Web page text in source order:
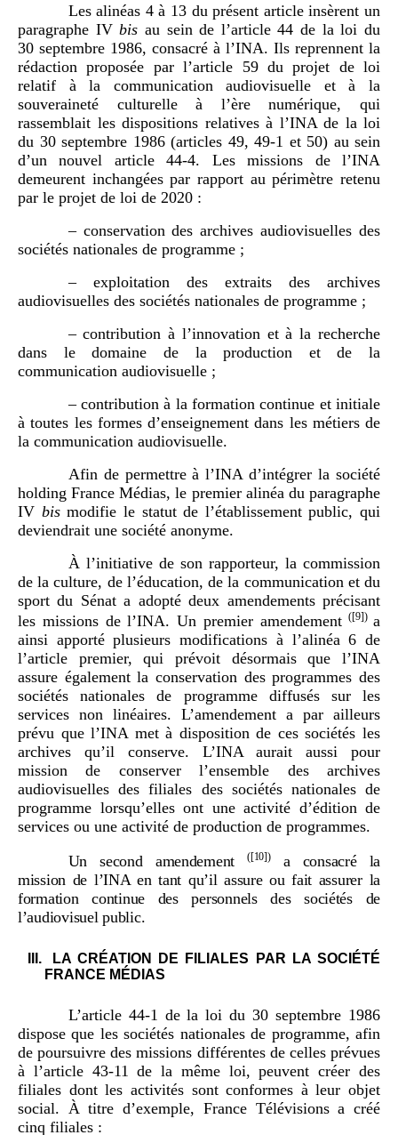
Les alinéas 4 à 13 du présent article insèrent un
paragraphe IVbis au sein de l’article 44 de la loi du
30 septembre 1986, consacré à l’INA. Ils reprennent la
rédaction proposée par l’article 59 du projet de loi
relatif à la communication audiovisuelle et à la
souveraineté culturelle à l’ère numérique, qui
rassemblait les dispositions relatives à l’INA de la loi
du 30 septembre 1986 (articles 49, 49-1 et 50) au sein
d’un nouvel article 44-4. Les missions de l’INA
demeurent inchangées par rapport au périmètre retenu
par le projet de loi de 2020 :
– conservation des archives audiovisuelles des
sociétés nationales de programme ;
– exploitation des extraits des archives
audiovisuelles des sociétés nationales de programme ;
– contribution à l’innovation et à la recherche
dans le domaine de la production et de la
communication audiovisuelle ;
– contribution à la formation continue et initiale
à toutes les formes d’enseignement dans les métiers de
la communication audiovisuelle.
Afin de permettre à l’INA d’intégrer la société
holding France Médias, le premier alinéa du paragraphe
IV bismodifie le statut de l’établissement public, qui
deviendrait une société anonyme.
À l’initiative de son rapporteur, la commission
de la culture, de l’éducation, de la communication et du
sport du Sénat a adopté deux amendements précisant
les missions de l’INA. Un premier amendement([9]) a
ainsi apporté plusieurs modifications à l’alinéa 6 de
l’article premier, qui prévoit désormais que l’INA
assure également la conservation des programmes des
sociétés nationales de programme diffusés sur les
services non linéaires. L’amendement a par ailleurs
prévu que l’INA met à disposition de ces sociétés les
archives qu’il conserve. L’INA aurait aussi pour
mission de conserver l’ensemble des archives
audiovisuelles des filiales des sociétés nationales de
programme lorsqu’elles ont une activité d’édition de
services ou une activité de production de programmes.
Un second amendement
([10])a consacré la
mission de l’INA en tant qu’il assure ou fait assurer la
formation continue des personnels des sociétés de
l’audiovisuel public.
LA CRÉATION DE FILIALES PAR LA SOCIÉTÉ
FRANCE MÉDIAS
L’article 44-1 de la loi du 30 septembre 1986
dispose que les sociétés nationales de programme, afin
de poursuivre des missions différentes de celles prévues
à l’article 43-11 de la même loi, peuvent créer des
filiales dont les activités sont conformes à leur objet
social. À titre d’exemple, France Télévisions a créé
cinq filiales :